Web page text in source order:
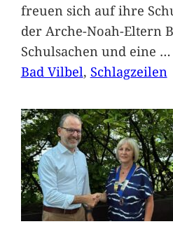
freuen sich auf ihre
der Arche-Noah-Eltern
Schulsachen und eine …
Bad Vilbel, Schlagzeilen